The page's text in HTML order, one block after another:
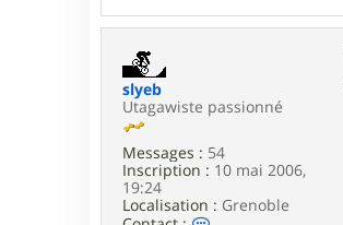
t
a
r
m
r
k
t
slyeb
Utagawiste passionné
Messages : 54
Inscription : 10 mai 2006,
19:24
Localisation : Grenoble